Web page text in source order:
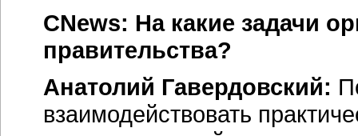
CNews: На какие задачи
правительства?
Анатолий Гавердовский:
взаимодействовать